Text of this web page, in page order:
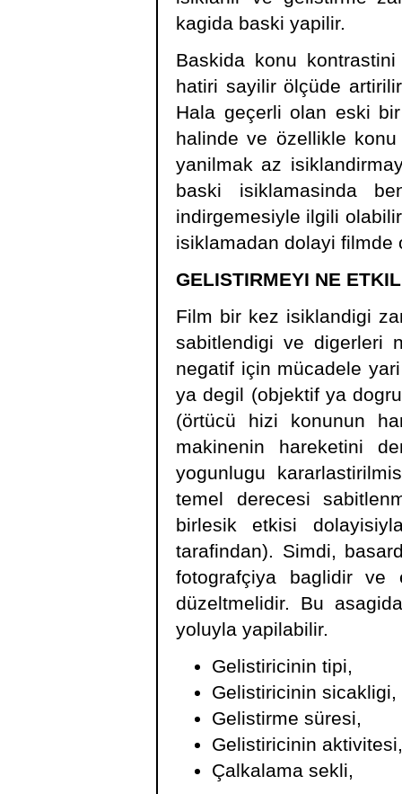
kagida baski yapilir.
Baskida konu
hatiri sayilir ölçüde
Hala geçerli olan eski
halinde ve özellikle
yanilmak az
baski isiklamasinda
indirgemesiyle ilgili
isiklamadan dolayi filmde
GELISTIRMEYI NE
Film bir kez isiklandigi
sabitlendigi ve digerleri
negatif için mücadele
ya degil (objektif ya
(örtücü hizi konunun
makinenin hareketini
yogunlugu
temel derecesi
birlesik etkisi
tarafindan). Simdi,
fotografçiya baglidir ve
düzeltmelidir. Bu
yoluyla yapilabilir.
Gelistiricinin tipi,
Gelistiricinin sicakligi,
Gelistirme süresi,
Gelistiricinin aktivitesi,
Çalkalama sekli,